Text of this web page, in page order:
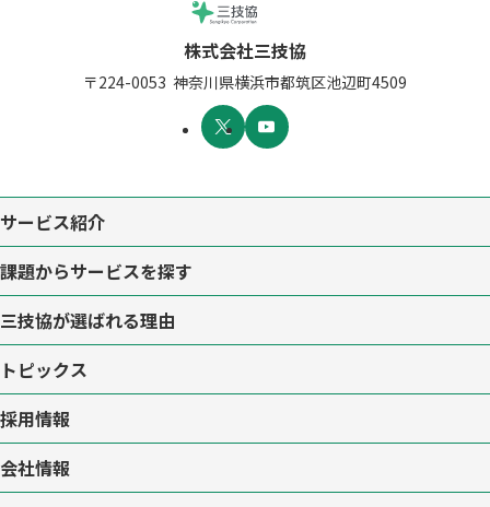
株式会社三技協
〒224-0053 神奈川県横浜市都筑区池辺町4509
サービス紹介
課題からサービスを探す
三技協が選ばれる理由
トピックス
採用情報
会社情報